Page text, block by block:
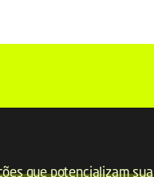
que potencializam sua